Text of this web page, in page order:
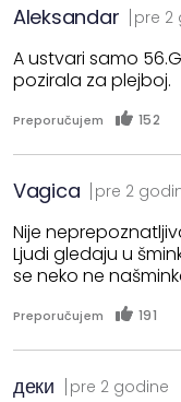
Aleksandar pre 2
A ustvari samo
pozirala za plejboj.
Preporučujem 152
Vagica pre 2
Nije
Ljudi gledaju u
se neko ne
Preporučujem 191
деки pre 2 godine